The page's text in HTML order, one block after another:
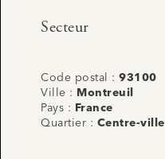
Secteur
Code postal : 93100
Ville :
Montreuil
Pays :
France
Quartier : Centre-ville